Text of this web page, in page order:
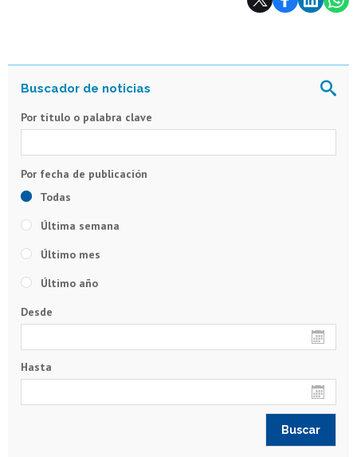
Por título o palabra clave
Todas
Última semana
Último mes
Último año
Desde
Hasta